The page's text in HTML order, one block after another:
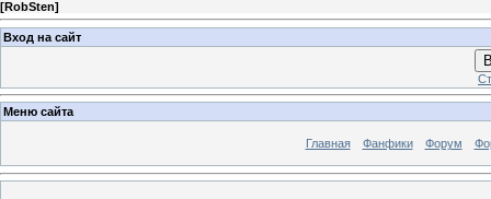
[RobSten]
Вход на сайт
Меню сайта
Главная Фанфики Форум